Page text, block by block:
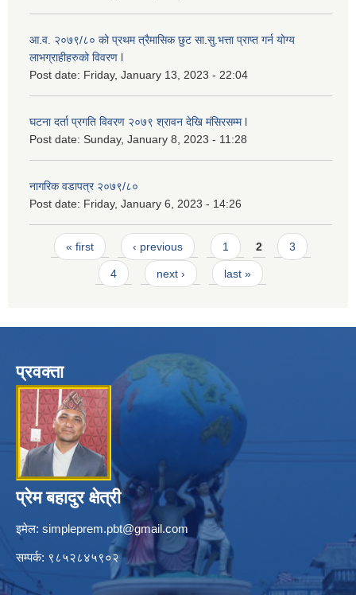
आ.व. २०७९/८० को प्रथम त्रैमासिक छुट सा.सु.भ‍त्ता प्राप्त गर्न योग्य
लाभग्राहीहरुको विवरण l
Post date: Friday, January 13, 2023 - 22:04
घटना दर्ता प्रगति विवरण २०७९ श्रावन देखि मंसिरसम्म l
Post date: Sunday, January 8, 2023 - 11:28
नागरिक वडापत्र २०७९/८०
Post date: Friday, January 6, 2023 - 14:26
Pages
« first ‹ previous 1 2 3
4 next › last »
प्रवक्ता
प्रेम बहादुर क्षेत्री
इमेल: simpleprem.pbt@gmail.com
सम्पर्क: ९८५२८४५९०२